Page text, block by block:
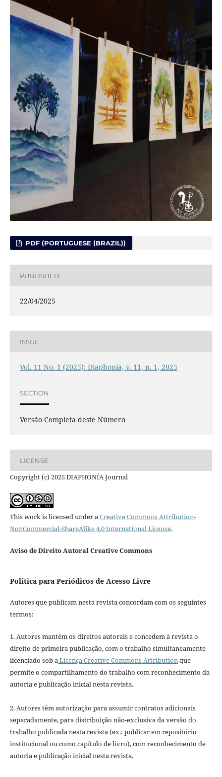
PDF (PORTUGUESE (BRAZIL))
PUBLISHED
22/04/2025
ISSUE
Vol. 11 No. 1 (2025): Diaphonía, v. 11, n. 1, 2025
SECTION
Versão Completa deste Número
LICENSE
Copyright (c) 2025 DIAPHONÍA Journal
This work is licensed under aCreative Commons Attribution-
NonCommercial-ShareAlike 4.0 International License.
Aviso de Direito Autoral Creative Commons
Política para Periódicos de Acesso Livre
Autores que publicam nesta revista concordam com os seguintes
termos:
1. Autores mantém os direitos autorais e concedem à revista o
direito de primeira publicação, com o trabalho simultaneamente
licenciado sob a Licença Creative Commons Attribution que
permite o compartilhamento do trabalho com reconhecimento da
autoria e publicação inicial nesta revista.
2. Autores têm autorização para assumir contratos adicionais
separadamente, para distribuição não-exclusiva da versão do
trabalho publicada nesta revista (ex.: publicar em repositório
institucional ou como capítulo de livro), com reconhecimento de
autoria e publicação inicial nesta revista.